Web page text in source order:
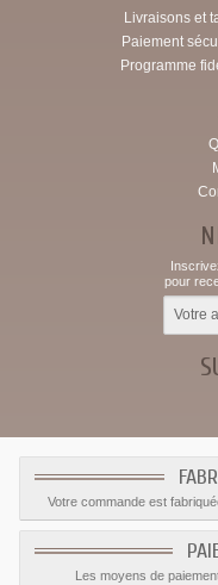
Livraisons et
Paiement
Programme
pour
Votre commande est
Les moyens de